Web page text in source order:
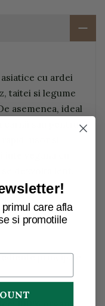
cu ardei
taitei si legume
asemenea, ideal
vegana cu
principale:
care afla
si promotiile